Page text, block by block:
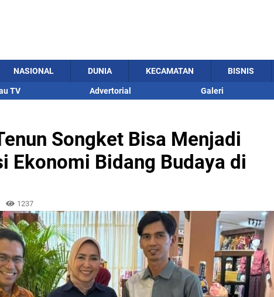
NASIONAL DUNIA KECAMATAN BISNIS
TV Advertorial Galeri
Songket Bisa Menjadi
Ekonomi Bidang Budaya di
1237